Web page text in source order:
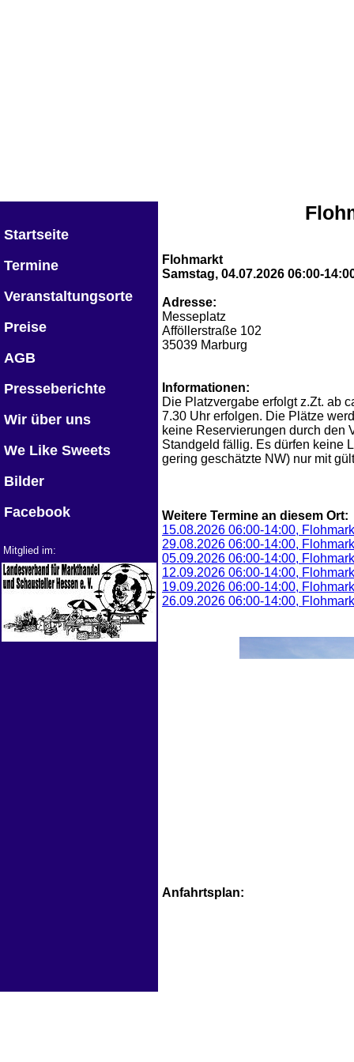
Startseite
Termine
Veranstaltungsorte
Preise
AGB
Presseberichte
Wir über uns
We Like Sweets
Bilder
Facebook
Mitglied im:
Flohmarkt
Samstag, 04.07.2026 06:00-
Adresse:
Messeplatz
Afföllerstraße 102
35039 Marburg
Informationen:
Die Platzvergabe erfolgt z.Zt. ab
7.30 Uhr erfolgen. Die Plätze
keine Reservierungen durch den
Standgeld fällig. Es dürfen keine
gering geschätzte NW) nur mit
Weitere Termine an diesem Ort:
15.08.2026 06:00-14:00,
29.08.2026 06:00-14:00,
05.09.2026 06:00-14:00,
12.09.2026 06:00-14:00,
19.09.2026 06:00-14:00,
26.09.2026 06:00-14:00,
Anfahrtsplan: